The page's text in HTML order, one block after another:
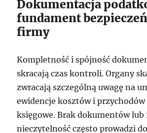
Dokumentacja
fundament
firmy
Kompletność i spójność
skracają czas kontroli. Organy
zwracają szczególną uwagę na
ewidencje kosztów i
księgowe. Brak dokumentów lub
nieczytelność często prowadzi